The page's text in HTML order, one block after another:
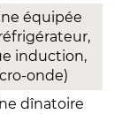
équipée
induction,
onde)
dînatoire